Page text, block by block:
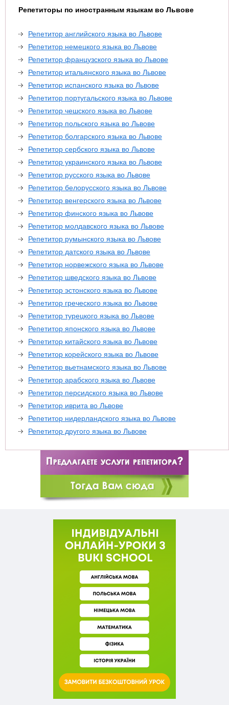
Репетиторы по иностранным языкам во Львове
Репетитор английского языка во Львове
Репетитор немецкого языка во Львове
Репетитор французского языка во Львове
Репетитор итальянского языка во Львове
Репетитор испанского языка во Львове
Репетитор португальского языка во Львове
Репетитор чешского языка во Львове
Репетитор польского языка во Львове
Репетитор болгарского языка во Львове
Репетитор сербского языка во Львове
Репетитор украинского языка во Львове
Репетитор русского языка во Львове
Репетитор белорусского языка во Львове
Репетитор венгерского языка во Львове
Репетитор финского языка во Львове
Репетитор молдавского языка во Львове
Репетитор румынского языка во Львове
Репетитор датского языка во Львове
Репетитор норвежского языка во Львове
Репетитор шведского языка во Львове
Репетитор эстонского языка во Львове
Репетитор греческого языка во Львове
Репетитор турецкого языка во Львове
Репетитор японского языка во Львове
Репетитор китайского языка во Львове
Репетитор корейского языка во Львове
Репетитор вьетнамского языка во Львове
Репетитор арабского языка во Львове
Репетитор персидского языка во Львове
Репетитор иврита во Львове
Репетитор нидерландского языка во Львове
Репетитор другого языка во Львове